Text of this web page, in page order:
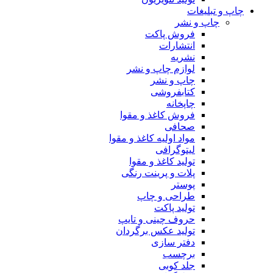
چاپ و تبلیغات
چاپ و نشر
فروش پاکت
انتشارات
نشریه
لوازم چاپ و نشر
چاپ و نشر
کتابفروشی
چاپخانه
فروش کاغذ و مقوا
صحافی
مواد اولیه کاغذ و مقوا
لیتوگرافی
تولید کاغذ و مقوا
پلات و پرینت رنگی
پوستر
طراحی و چاپ
تولید پاکت
حروف چینی و تایپ
تولید عکس برگردان
دفتر سازی
برچسب
جلد کوبی